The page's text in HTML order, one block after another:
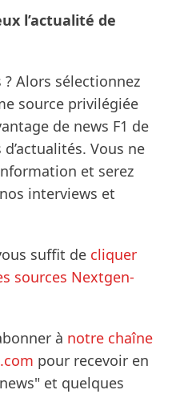
l’actualité de
Alors sélectionnez
source privilégiée
de news F1 de
Vous ne
et serez
interviews et
suffit de cliquer
sources Nextgen-
à notre chaîne
pour recevoir en
et quelques